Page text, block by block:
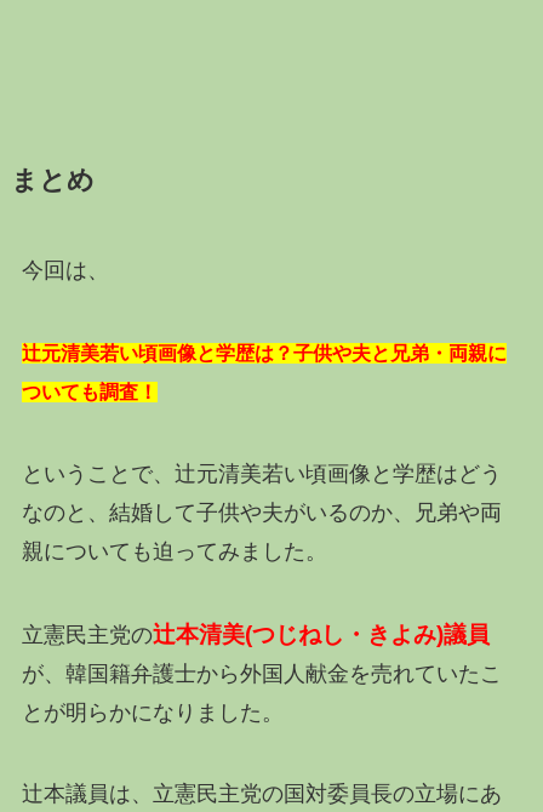
まとめ
今回は、
辻元清美若い頃画像と学歴は？子供や夫と兄弟・両親に
ついても調査！
ということで、辻元清美若い頃画像と学歴はどう
なのと、結婚して子供や夫がいるのか、兄弟や両
親についても迫ってみました。
立憲民主党の辻本清美(つじねし・きよみ)議員
が、韓国籍弁護士から外国人献金を売れていたこ
とが明らかになりました。
辻本議員は、立憲民主党の国対委員長の立場にあ